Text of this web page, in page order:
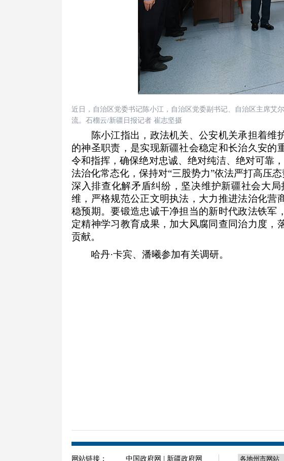
近日，自治区党委书记陈小江，自治区党委副书记、自治区主席艾
流。石榴云/新疆日报记者 崔志坚摄
陈小江指出，政法机关、公安机关承担着维
的神圣职责，是实现新疆社会稳定和长治久安
令和指挥，确保绝对忠诚、绝对纯洁、绝对可靠
法治化常态化，保持对“三股势力”依法严打高压
深入排查化解矛盾纠纷，坚决维护新疆社会大
维，严格规范公正文明执法，大力推进法治化营
稳预期。要锻造忠诚干净担当的新时代政法铁军
定精神学习教育成果，加大风腐同查同治力度
贡献。
哈丹·卡宾、潘曦参加有关调研。
网站链接： 中国政府网 新疆政府网